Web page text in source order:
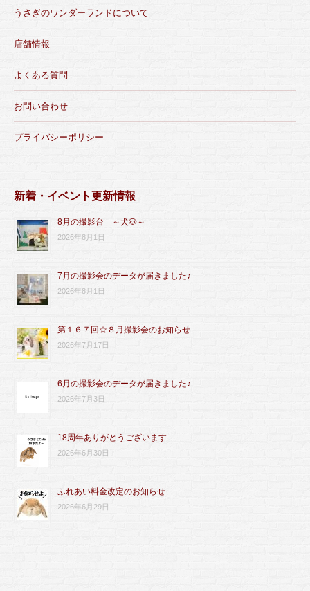
うさぎのワンダーランドについて
店舗情報
よくある質問
お問い合わせ
プライバシーポリシー
新着・イベント更新情報
8月の撮影台 ～犬🐶～
2026年8月1日
7月の撮影会のデータが届きました♪
2026年8月1日
第１６７回☆８月撮影会のお知らせ
2026年7月17日
6月の撮影会のデータが届きました♪
2026年7月3日
18周年ありがとうございます
2026年6月30日
ふれあい料金改定のお知らせ
2026年6月29日